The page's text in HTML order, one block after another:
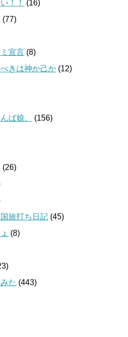
！！
(16)
(77)
宣言 (8)
きは神か己か (12)
ば娘。
(156)
(26)
旅打ち日記 (45)
(8)
た (443)